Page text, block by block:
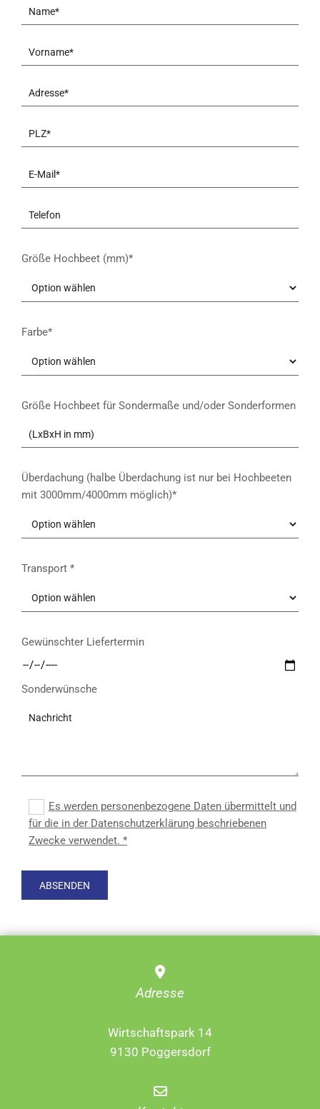
Größe Hochbeet (mm)*
Farbe*
Größe Hochbeet für Sondermaße und/oder Sonderformen
Überdachung (halbe Überdachung ist nur bei Hochbeeten
mit 3000mm/4000mm möglich)*
Transport *
Gewünschter Liefertermin
Sonderwünsche
Es werden personenbezogene Daten übermittelt und
für die in der Datenschutzerklärung beschriebenen
Zwecke verwendet. *

Adresse
Wirtschaftspark 14
9130 Poggersdorf
